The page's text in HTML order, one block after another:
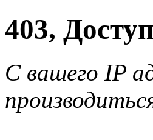
403,
С вашего IP